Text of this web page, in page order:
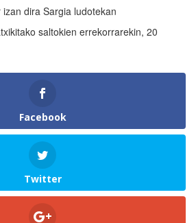
dira Sargia ludotekan
saltokien errekorrarekin, 20
Facebook
Twitter